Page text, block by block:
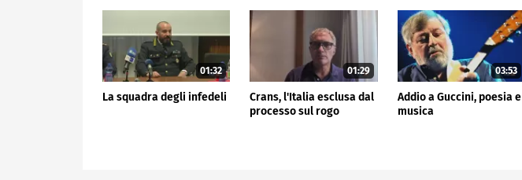
01:32
La squadra degli infedeli
01:29
Crans, l'Italia esclusa dal
processo sul rogo
03:53
Addio a Guccini, poesia e
musica